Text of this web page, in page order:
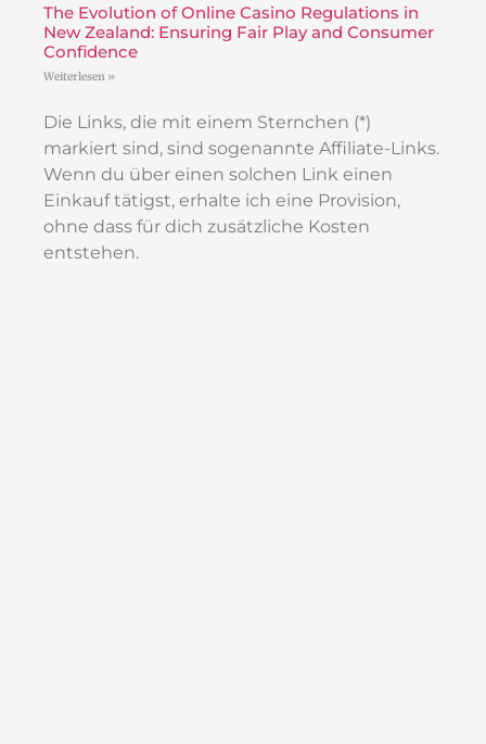
The Evolution of Online Casino Regulations in
New Zealand: Ensuring Fair Play and Consumer
Confidence
Weiterlesen »
Die Links, die mit einem Sternchen (*)
markiert sind, sind sogenannte Affiliate-Links.
Wenn du über einen solchen Link einen
Einkauf tätigst, erhalte ich eine Provision,
ohne dass für dich zusätzliche Kosten
entstehen.